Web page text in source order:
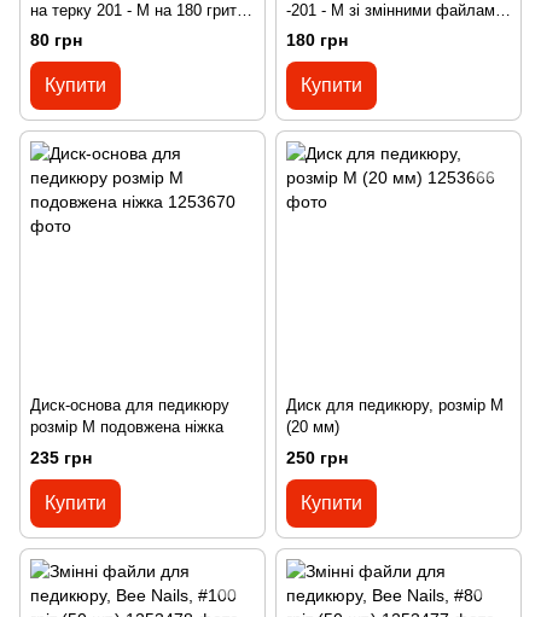
на терку 201 - M на 180 грит
(10 шт)
80 грн
Купити
-201 - M зі змінними файлами
10 шт.
180 грн
Купити
Диск-основа для педикюру
розмір М подовжена ніжка
235 грн
Купити
Диск для педикюру, розмір М
(20 мм)
250 грн
Купити